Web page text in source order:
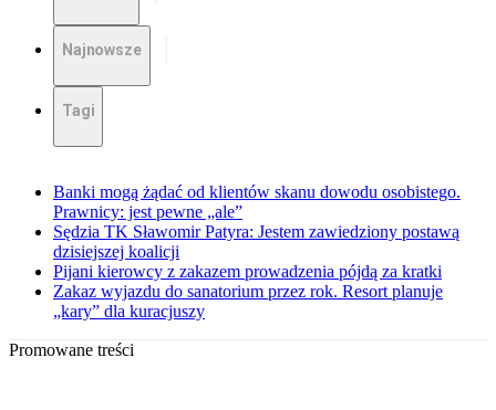
Najnowsze
Tagi
Banki mogą żądać od klientów skanu dowodu osobistego.
Prawnicy: jest pewne „ale”
Sędzia TK Sławomir Patyra: Jestem zawiedziony postawą
dzisiejszej koalicji
Pijani kierowcy z zakazem prowadzenia pójdą za kratki
Zakaz wyjazdu do sanatorium przez rok. Resort planuje
„kary” dla kuracjuszy
Promowane treści